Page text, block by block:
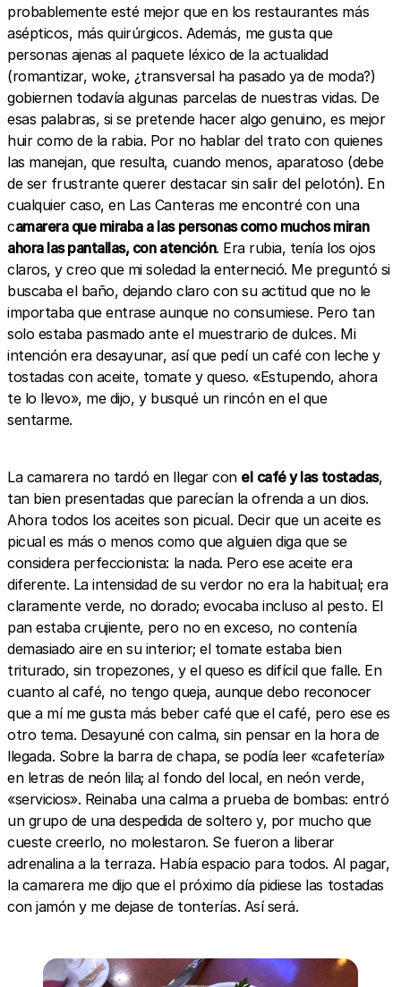
probablemente esté mejor que en los restaurantes más
asépticos, más quirúrgicos. Además, me gusta que
personas ajenas al paquete léxico de la actualidad
(romantizar, woke, ¿transversal ha pasado ya de moda?)
gobiernen todavía algunas parcelas de nuestras vidas. De
esas palabras, si se pretende hacer algo genuino, es mejor
huir como de la rabia. Por no hablar del trato con quienes
las manejan, que resulta, cuando menos, aparatoso (debe
de ser frustrante querer destacar sin salir del pelotón). En
cualquier caso, en Las Canteras me encontré con una
camarera que miraba a las personas como muchos miran
ahora las pantallas, con atención. Era rubia, tenía los ojos
claros, y creo que mi soledad la enterneció. Me preguntó si
buscaba el baño, dejando claro con su actitud que no le
importaba que entrase aunque no consumiese. Pero tan
solo estaba pasmado ante el muestrario de dulces. Mi
intención era desayunar, así que pedí un café con leche y
tostadas con aceite, tomate y queso. «Estupendo, ahora
te lo llevo», me dijo, y busqué un rincón en el que
sentarme.
La camarera no tardó en llegar con el café y las tostadas,
tan bien presentadas que parecían la ofrenda a un dios.
Ahora todos los aceites son picual. Decir que un aceite es
picual es más o menos como que alguien diga que se
considera perfeccionista: la nada. Pero ese aceite era
diferente. La intensidad de su verdor no era la habitual; era
claramente verde, no dorado; evocaba incluso al pesto. El
pan estaba crujiente, pero no en exceso, no contenía
demasiado aire en su interior; el tomate estaba bien
triturado, sin tropezones, y el queso es difícil que falle. En
cuanto al café, no tengo queja, aunque debo reconocer
que a mí me gusta más beber café que el café, pero ese es
otro tema. Desayuné con calma, sin pensar en la hora de
llegada. Sobre la barra de chapa, se podía leer «cafetería»
en letras de neón lila; al fondo del local, en neón verde,
«servicios». Reinaba una calma a prueba de bombas: entró
un grupo de una despedida de soltero y, por mucho que
cueste creerlo, no molestaron. Se fueron a liberar
adrenalina a la terraza. Había espacio para todos. Al pagar,
la camarera me dijo que el próximo día pidiese las tostadas
con jamón y me dejase de tonterías. Así será.